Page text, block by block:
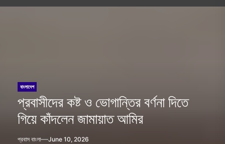
বাংলাদেশ
প্রবাসীদের কষ্ট ও ভোগান্তির বর্ণনা দিতে
গিয়ে কাঁদলেন জামায়াত আমির
প্রবাস বাংলা June 10, 2026